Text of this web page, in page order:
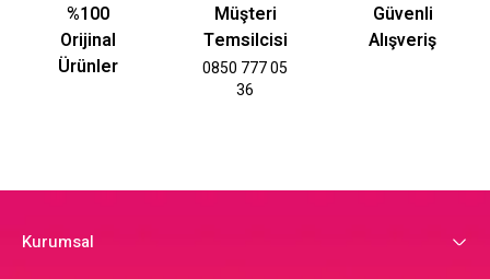
%100
Orijinal
Ürünler
Müşteri
Temsilcisi
0850 777 05
36
Güvenli
Alışveriş
Kurumsal